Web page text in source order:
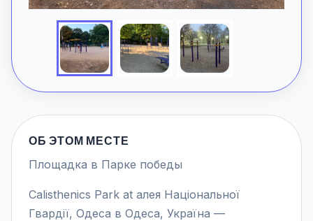
ОБ ЭТОМ МЕСТЕ
Площадка в Парке победы
Calisthenics Park at алея Національної
Гвардії, Одеса в Одеса, Україна —